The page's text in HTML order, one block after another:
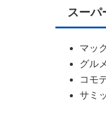
スーパ
マッ
グル
コモ
サミ